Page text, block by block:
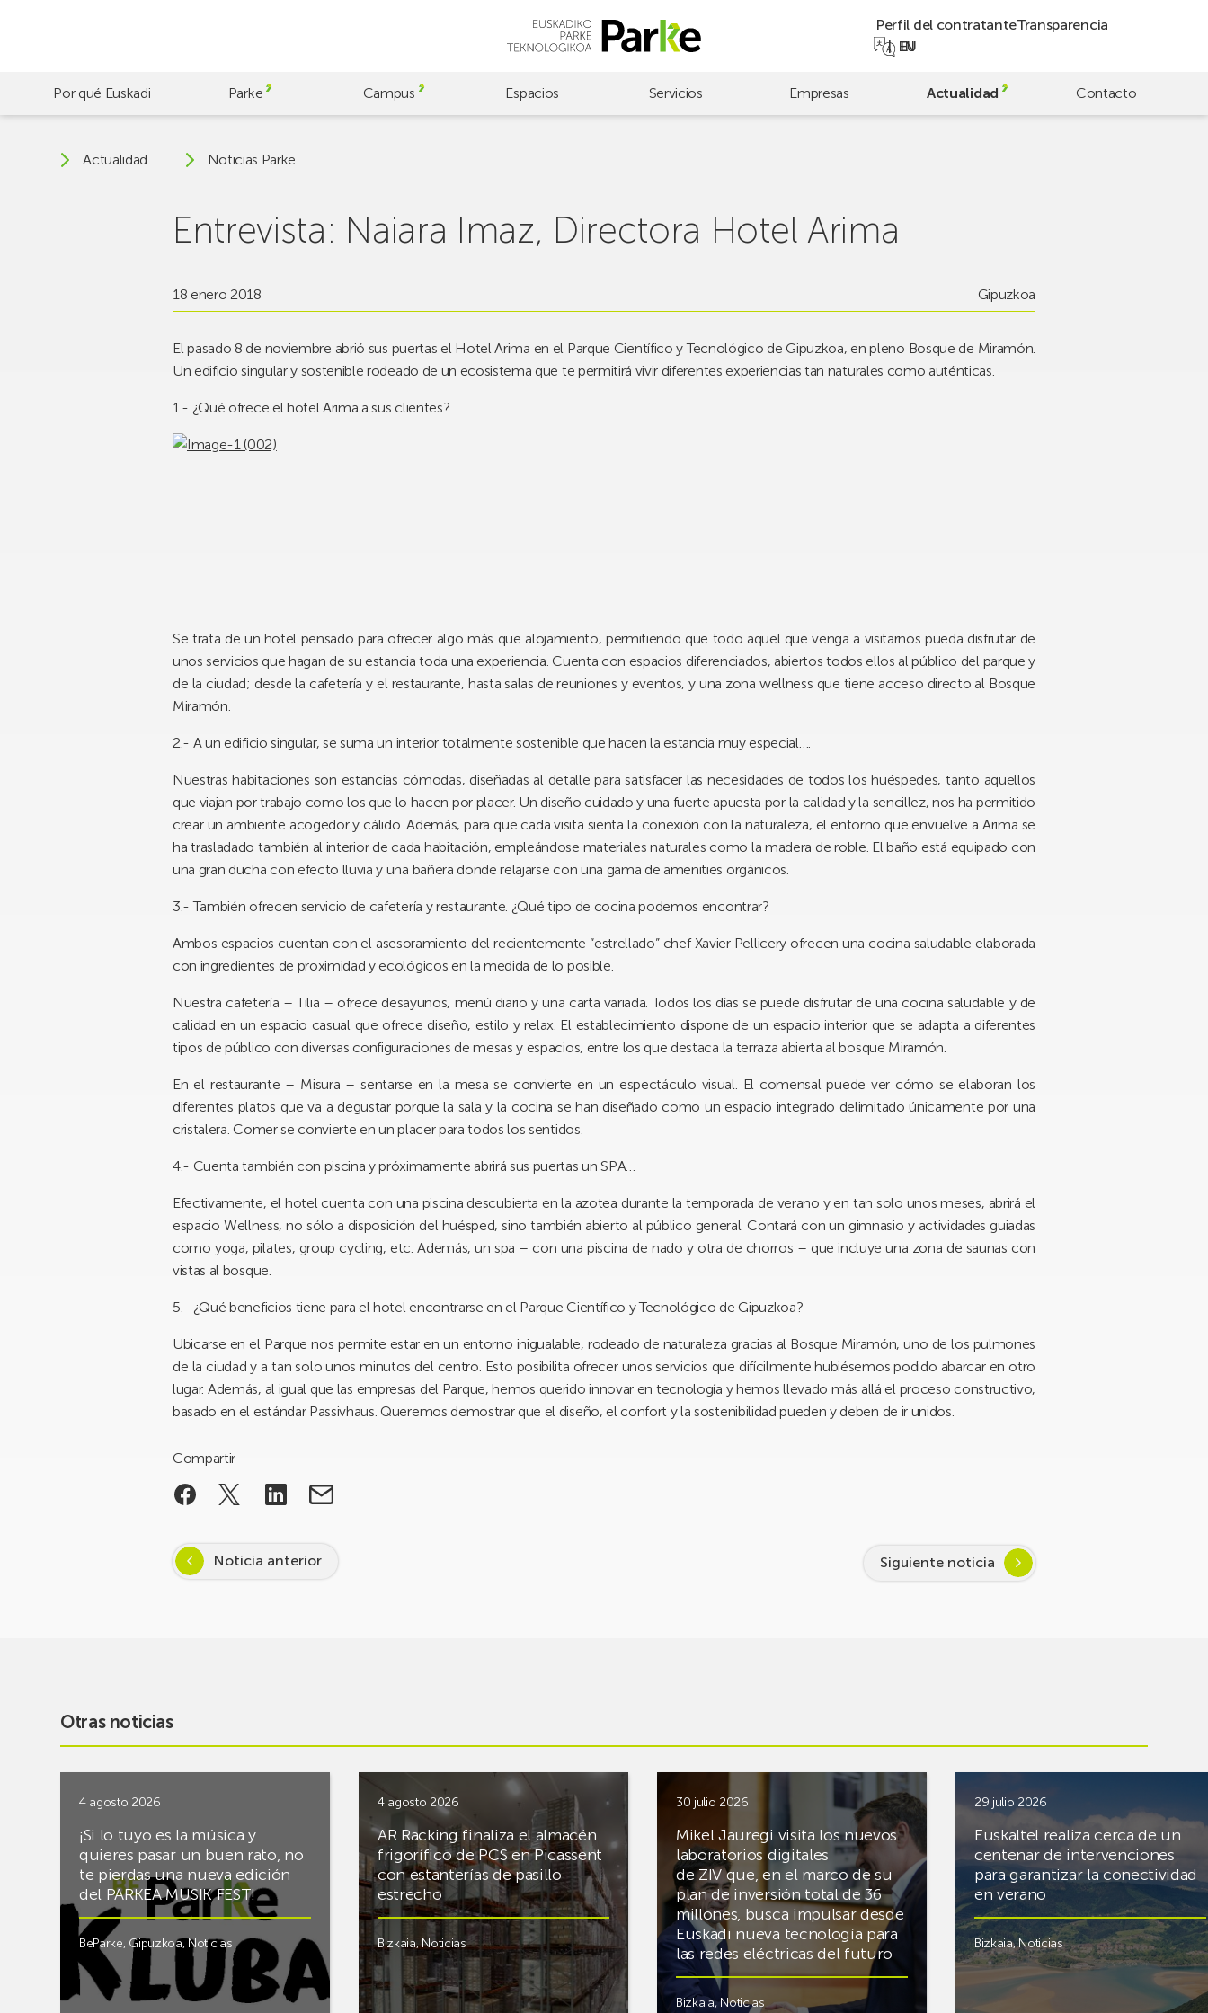
Perfil del contratanteTransparencia
EU
EN
Por qué Euskadi Parke Campus Espacios Servicios Empresas Actualidad Contacto
Actualidad Noticias Parke
Entrevista: Naiara Imaz, Directora Hotel Arima
18 enero 2018 Gipuzkoa
El pasado 8 de noviembre abrió sus puertas el Hotel Arima en el Parque Científico y Tecnológico de Gipuzkoa, en pleno Bosque de Miramón.
Un edificio singular y sostenible rodeado de un ecosistema que te permitirá vivir diferentes experiencias tan naturales como auténticas.
1.- ¿Qué ofrece el hotel Arima a sus clientes?
Se trata de un hotel pensado para ofrecer algo más que alojamiento, permitiendo que todo aquel que venga a visitarnos pueda disfrutar de
unos servicios que hagan de su estancia toda una experiencia. Cuenta con espacios diferenciados, abiertos todos ellos al público del parque y
de la ciudad; desde la cafetería y el restaurante, hasta salas de reuniones y eventos, y una zona wellness que tiene acceso directo al Bosque
Miramón.
2.- A un edificio singular, se suma un interior totalmente sostenible que hacen la estancia muy especial….
Nuestras habitaciones son estancias cómodas, diseñadas al detalle para satisfacer las necesidades de todos los huéspedes, tanto aquellos
que viajan por trabajo como los que lo hacen por placer. Un diseño cuidado y una fuerte apuesta por la calidad y la sencillez, nos ha permitido
crear un ambiente acogedor y cálido. Además, para que cada visita sienta la conexión con la naturaleza, el entorno que envuelve aArima se
ha trasladado también al interior de cada habitación, empleándose materiales naturales como la madera de roble. El baño está equipado con
una gran ducha con efecto lluvia y una bañera donde relajarse con una gama de amenities orgánicos.
3.- También ofrecen servicio de cafetería y restaurante. ¿Qué tipo de cocina podemos encontrar?
Ambos espacios cuentan con el asesoramiento del recientemente “estrellado” chef Xavier Pellicery ofrecen una cocina saludable elaborada
con ingredientes de proximidad y ecológicos en la medida de lo posible.
Nuestra cafetería –Tilia – ofrece desayunos, menú diario y una carta variada. Todos los días se puede disfrutar de una cocina saludable y de
calidad en un espacio casual que ofrece diseño, estilo y relax. El establecimiento dispone de un espacio interior que se adapta a diferentes
tipos de público con diversas configuraciones de mesas y espacios, entre los que destaca la terraza abierta al bosque Miramón.
En el restaurante – Misura – sentarse en la mesa se convierte en un espectáculo visual. El comensal puede ver cómo se elaboran los
diferentes platos que va a degustar porque la sala y la cocina se han diseñado como un espacio integrado delimitado únicamente por una
cristalera. Comer se convierte en un placer para todos los sentidos.
4.- Cuenta también con piscina y próximamente abrirá sus puertas un SPA…
Efectivamente, el hotel cuenta con una piscina descubierta en la azotea durante la temporada de verano y en tan solo unos meses, abrirá el
espacio Wellness, no sólo a disposición del huésped, sino también abierto al público general. Contará con un gimnasio y actividades guiadas
como yoga, pilates, group cycling, etc. Además, un spa – con una piscina de nado y otra de chorros – que incluye una zona de saunas con
vistas al bosque.
5.- ¿Qué beneficios tiene para el hotel encontrarse en el Parque Científico y Tecnológico de Gipuzkoa?
Ubicarse en el Parque nos permite estar en un entorno inigualable, rodeado de naturaleza gracias al Bosque Miramón, uno de los pulmones
de la ciudad y a tan solo unos minutos del centro. Esto posibilita ofrecer unos servicios que difícilmente hubiésemos podido abarcar en otro
lugar. Además, al igual que las empresas del Parque, hemos querido innovar en tecnología y hemos llevado más allá el proceso constructivo,
basado en el estándar Passivhaus. Queremos demostrar que el diseño, el confort y la sostenibilidad pueden y deben de ir unidos.
Compartir
Noticia anterior Siguiente noticia
Otras noticias
4 agosto 2026
¡Si lo tuyo es la música y
quieres pasar un buen rato, no
te pierdas una nueva edición
del PARKEA MUSIK FEST!
BeParke, Gipuzkoa,Noticias
4 agosto 2026
AR Racking finaliza el almacén
frigorífico de PCS en Picassent
con estanterías de pasillo
estrecho
Bizkaia,Noticias
30 julio 2026
Mikel Jauregi visita los nuevos
laboratorios digitales
de ZIV que, en el marco de su
plan de inversión total de 36
millones, busca impulsar desde
Euskadi nueva tecnología para
las redes eléctricas del futuro
Bizkaia,Noticias
29 julio 2026
Euskaltel realiza cerca de un
centenar de intervenciones
para garantizar la conectividad
en verano
Bizkaia,Noticias